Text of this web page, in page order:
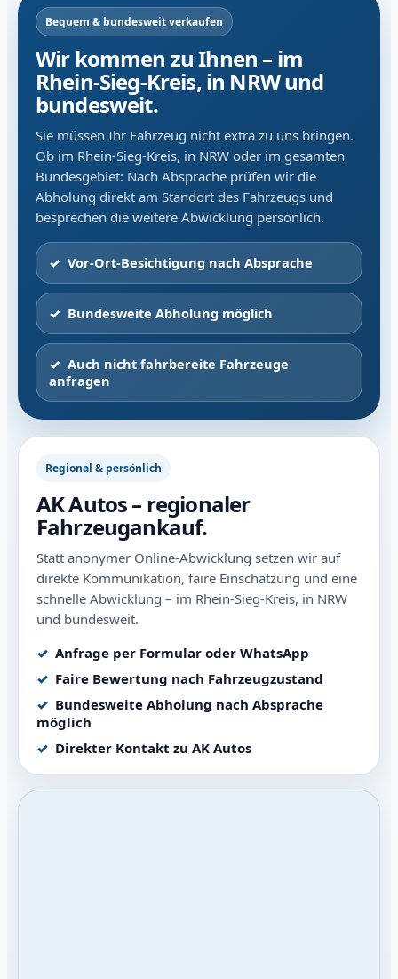
Bequem & bundesweit verkaufen
Wir kommen zu Ihnen – im
Rhein-Sieg-Kreis, in NRW und
bundesweit.
Sie müssen Ihr Fahrzeug nicht extra zu uns bringen.
Ob im Rhein-Sieg-Kreis, in NRW oder im gesamten
Bundesgebiet: Nach Absprache prüfen wir die
Abholung direkt am Standort des Fahrzeugs und
besprechen die weitere Abwicklung persönlich.
Vor-Ort-Besichtigung nach Absprache
Bundesweite Abholung möglich
Auch nicht fahrbereite Fahrzeuge
anfragen
Regional & persönlich
AK Autos – regionaler
Fahrzeugankauf.
Statt anonymer Online-Abwicklung setzen wir auf
direkte Kommunikation, faire Einschätzung und eine
schnelle Abwicklung – im Rhein-Sieg-Kreis, in NRW
und bundesweit.
Anfrage per Formular oder WhatsApp
Faire Bewertung nach Fahrzeugzustand
Bundesweite Abholung nach Absprache
möglich
Direkter Kontakt zu AK Autos